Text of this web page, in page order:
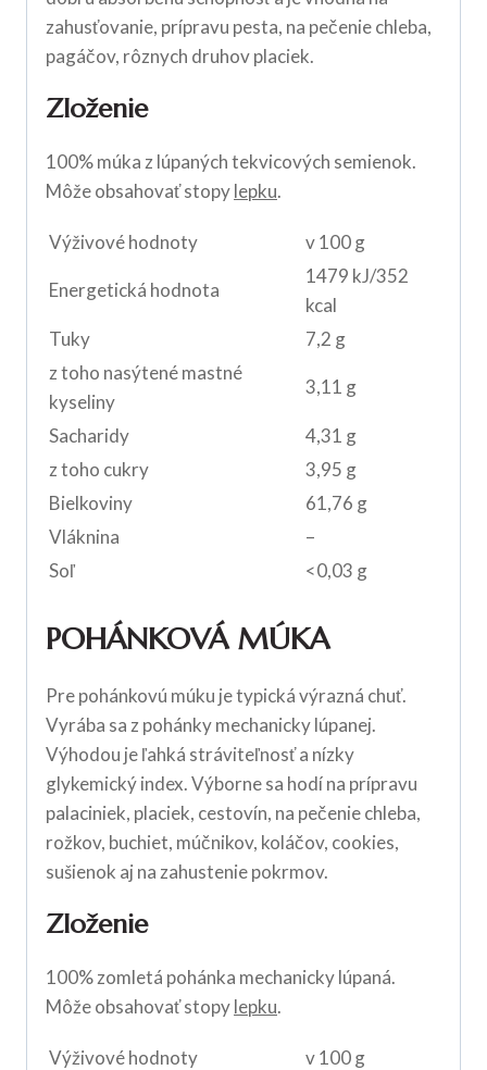
zahusťovanie, prípravu pesta, na pečenie chleba,
pagáčov, rôznych druhov placiek.
Zloženie
100% múka z lúpaných tekvicových semienok.
Môže obsahovať stopylepku.
Výživové hodnoty v 100 g
Energetická hodnota
1479 kJ/352
kcal
Tuky
7,2 g
z toho nasýtené mastné
kyseliny
3,11 g
Sacharidy
4,31 g
z toho cukry
3,95 g
Bielkoviny
61,76 g
Vláknina
–
Soľ
<0,03 g
POHÁNKOVÁ MÚKA
Pre pohánkovú múku je typická výrazná chuť.
Vyrába sa z pohánky mechanicky lúpanej.
Výhodou je ľahká stráviteľnosť a nízky
glykemický index. Výborne sa hodí na prípravu
palaciniek, placiek, cestovín, na pečenie chleba,
rožkov, buchiet, múčnikov, koláčov, cookies,
sušienok aj na zahustenie pokrmov.
Zloženie
100% zomletá pohánka mechanicky lúpaná.
Môže obsahovať stopylepku.
Výživové hodnoty v 100 g